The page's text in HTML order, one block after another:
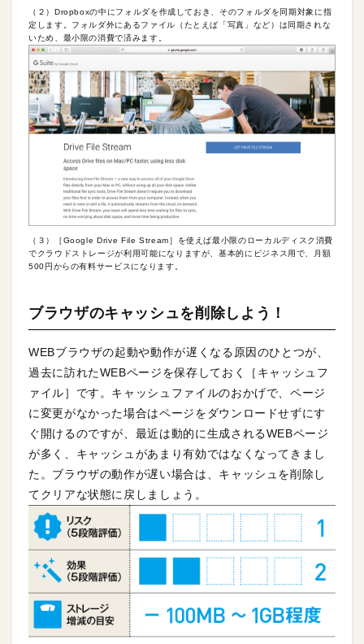
（２）Dropboxの中にフォルダを作成しておき、そのフォルダを同期対象に指
定します。フォルダ外にあるファイル（たとえば「写真」など）は同期されな
いため、最小限の消費で済みます。
（３）［Google Drive File Stream］を使えば最小限のローカルディスク消費
でクラウドストレージが利用可能になりますが、基本的にビジネス用で、月額
500円からの有料サービスになります。
ブラウザのキャッシュを削除しよう！
WEBブラウザの起動や動作が遅くなる原因のひとつが、
過去に訪れたWEBページを保存しておく［キャッシュフ
ァイル］です。キャッシュファイルのおかげで、ページ
に変更がなかった場合はページをダウンロードせずにす
ぐ開けるのですが、最近は動的に生成されるWEBページ
が多く、キャッシュがあまり有効ではなくなってきまし
た。ブラウザの動作が遅い場合は、キャッシュを削除し
てクリアな状態に戻しましょう。